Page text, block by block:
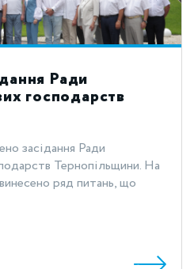
Ради
господарств
засідання Ради
Тернопільщини. На
ряд питань, що